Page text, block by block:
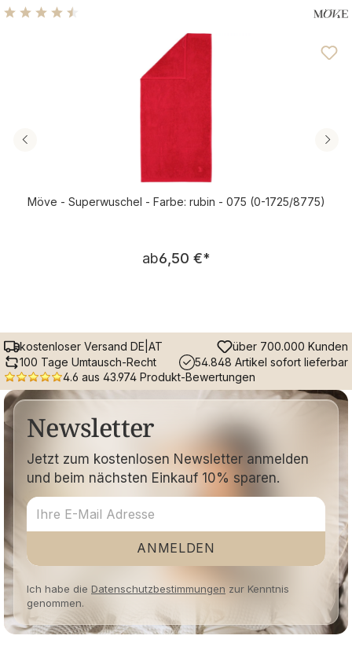
Durchschnittliche Bewertung von 4.56 von 5 Sternen
Möve - Superwuschel - Farbe: rubin - 075 (0-1725/8775)
Regulärer Preis:
ab6,50 €*
kostenloser Versand DE|AT
über 700.000 Kunden
100 Tage Umtausch-Recht
54.848 Artikel sofort lieferbar
4.6 aus 43.974 Produkt-Bewertungen
Newsletter
Jetzt zum kostenlosen Newsletter anmelden
und beim nächsten Einkauf 10% sparen.
ANMELDEN
Ich habe die Datenschutzbestimmungen zur Kenntnis
genommen.